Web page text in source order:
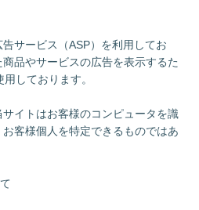
サービス（ASP）を利用してお
品やサービスの広告を表示するた
しております。
イトはお客様のコンピュータを識
客様個人を特定できるものではあ